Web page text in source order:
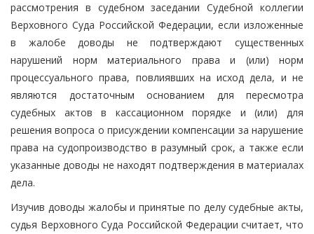
рассмотрения в судебном заседании Судебной коллегии
Верховного Суда Российской Федерации, если изложенные
в жалобе доводы не подтверждают существенных
нарушений норм материального права и (или) норм
процессуального права, повлиявших на исход дела, и не
являются достаточным основанием для пересмотра
судебных актов в кассационном порядке и (или) для
решения вопроса о присуждении компенсации за нарушение
права на судопроизводство в разумный срок, а также если
указанные доводы не находят подтверждения в материалах
дела.
Изучив доводы жалобы и принятые по делу судебные акты,
судья Верховного Суда Российской Федерации считает, что